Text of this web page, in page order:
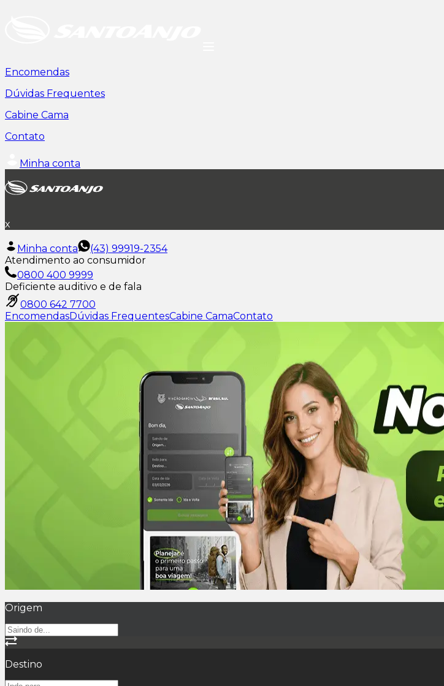
Encomendas
Dúvidas Frequentes
Cabine Cama
Contato
Minha conta
x
Minha conta
(43) 99919-2354
Atendimento ao consumidor
0800 400 9999
Deficiente auditivo e de fala
0800 642 7700
EncomendasDúvidas FrequentesCabine CamaContato
Origem
Destino